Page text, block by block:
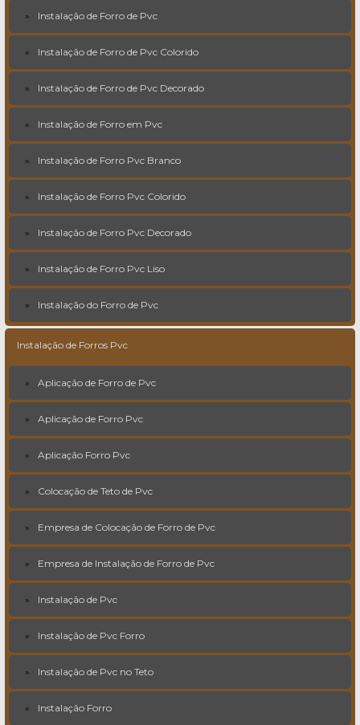
Instalação de Forro de Pvc
Instalação de Forro de Pvc Colorido
Instalação de Forro de Pvc Decorado
Instalação de Forro em Pvc
Instalação de Forro Pvc Branco
Instalação de Forro Pvc Colorido
Instalação de Forro Pvc Decorado
Instalação de Forro Pvc Liso
Instalação do Forro de Pvc
Instalação de Forros Pvc
Aplicação de Forro de Pvc
Aplicação de Forro Pvc
Aplicação Forro Pvc
Colocação de Teto de Pvc
Empresa de Colocação de Forro de Pvc
Empresa de Instalação de Forro de Pvc
Instalação de Pvc
Instalação de Pvc Forro
Instalação de Pvc no Teto
Instalação Forro